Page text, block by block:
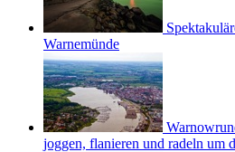
Warnemünde
joggen, flanieren und radeln um